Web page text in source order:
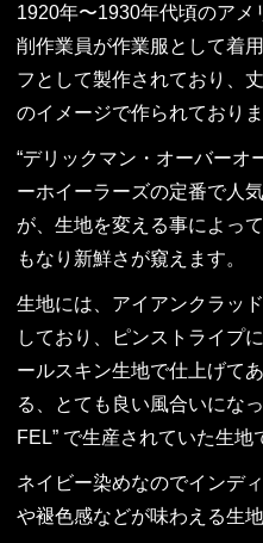
1920年〜1930年代頃のアメ
削作業員が作業服として着
フとして製作されており、
のイメージで作られておりま
“デリックマン・オーバーオ
ーホイーラーズの定番で人
が、生地を変える事によっ
もなり新鮮さが窺えます。
生地には、アイアンクラッ
しており、ピンストライプ
ールスキン生地で仕上げて
る、とても良い風合いにな
FEL” で生産されていた生地
ネイビー染めなのでインデ
や褪色感などが味わえる生地